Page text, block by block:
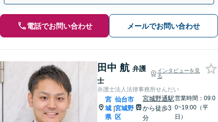
電話でお問い合わせ メールでお問い合わせ
田中 航 弁護
士
インタビューを見
る
弁護士法人法律事務所せんだい
宮
城
県
|
仙台市
宮城野
区
宮城野通駅
から徒歩3
分
営業時間：09:0
0~19:00（平
日）